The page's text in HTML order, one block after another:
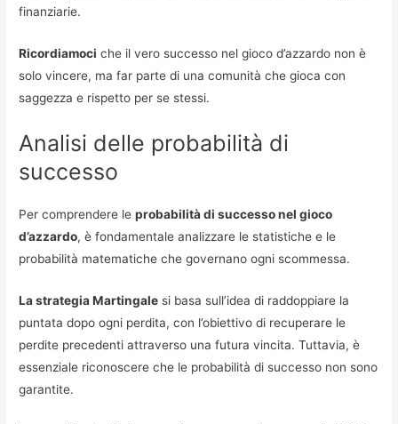
finanziarie.
Ricordiamoci che il vero successo nel gioco d’azzardo non è
solo vincere, ma far parte di una comunità che gioca con
saggezza e rispetto per se stessi.
Analisi delle probabilità di
successo
Per comprendere leprobabilità di successo nel gioco
d’azzardo, è fondamentale analizzare le statistiche e le
probabilità matematiche che governano ogni scommessa.
La strategia Martingale si basa sull’idea di raddoppiare la
puntata dopo ogni perdita, con l’obiettivo di recuperare le
perdite precedenti attraverso una futura vincita. Tuttavia, è
essenziale riconoscere che le probabilità di successo non sono
garantite.